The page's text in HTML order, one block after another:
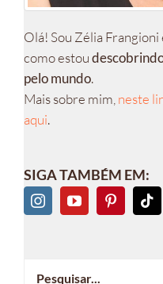
Olá! Sou Zélia
como estou
pelo mundo.
Mais sobre mim, neste
aqui.
SIGA TAMBÉM EM: